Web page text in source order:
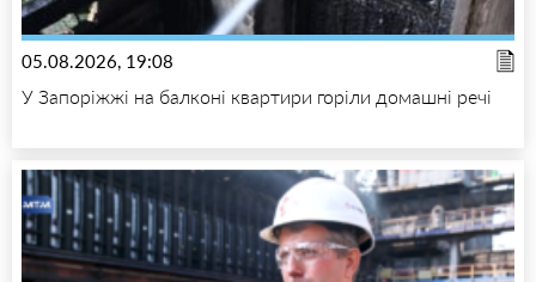
05.08.2026, 19:08
У Запоріжжі на балконі квартири горіли домашні речі